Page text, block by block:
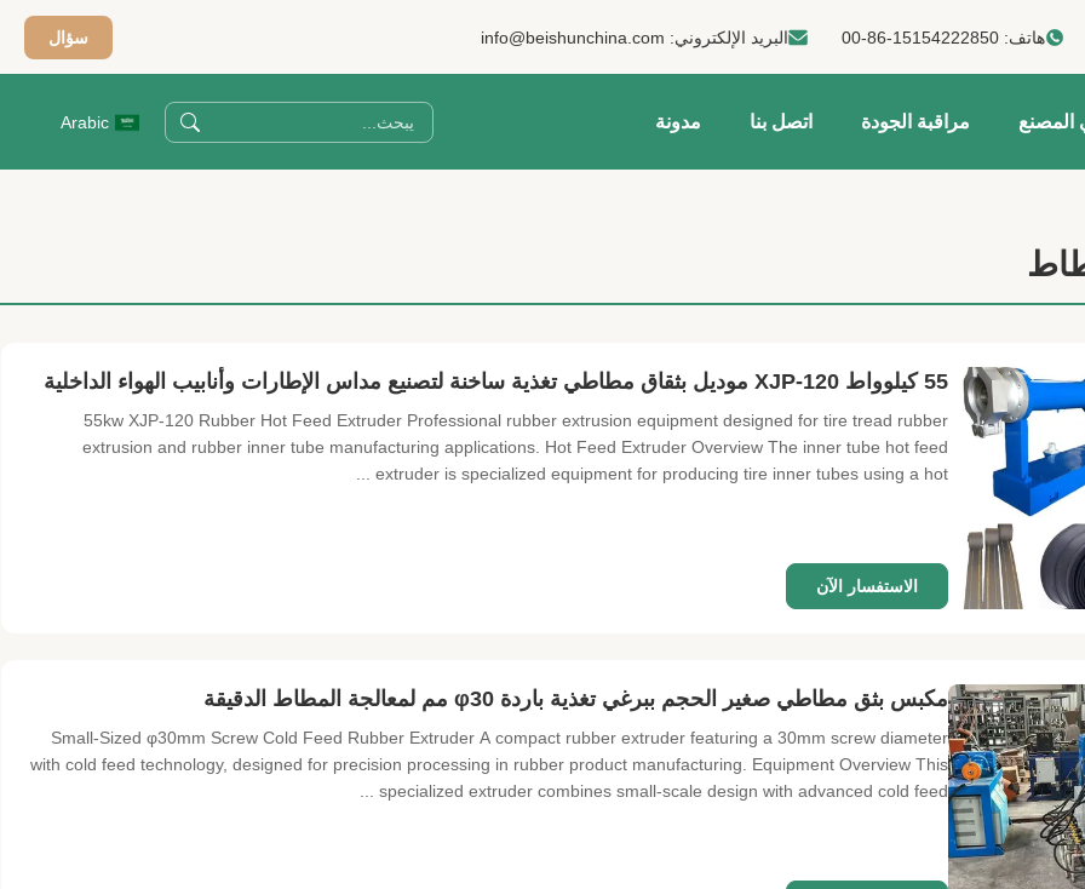
هاتف:00-86-15154222850 البريد الإلكتروني: info@beishunchina.com سؤال
المصنع مراقبة الجودة اتصل بنا مدونة Arabic
55 كيلوواط XJP-120 موديل بثقاق مطاطي تغذية ساخنة لتصنيع مداس الإطارات وأنابيب الهواء الداخلية
55kw XJP-120 Rubber Hot Feed Extruder Professional rubber extrusion equipment designed for tire tread rubber
extrusion and rubber inner tube manufacturing applications. Hot Feed Extruder Overview The inner tube hot feed
extruder is specialized equipment for producing tire inner tubes using a hot ...
الاستفسار الآن
مكبس بثق مطاطي صغير الحجم ببرغي تغذية باردة φ30 مم لمعالجة المطاط الدقيقة
Small-Sized φ30mm Screw Cold Feed Rubber Extruder A compact rubber extruder featuring a 30mm screw diameter
with cold feed technology, designed for precision processing in rubber product manufacturing. Equipment Overview This
specialized extruder combines small-scale design with advanced cold feed ...